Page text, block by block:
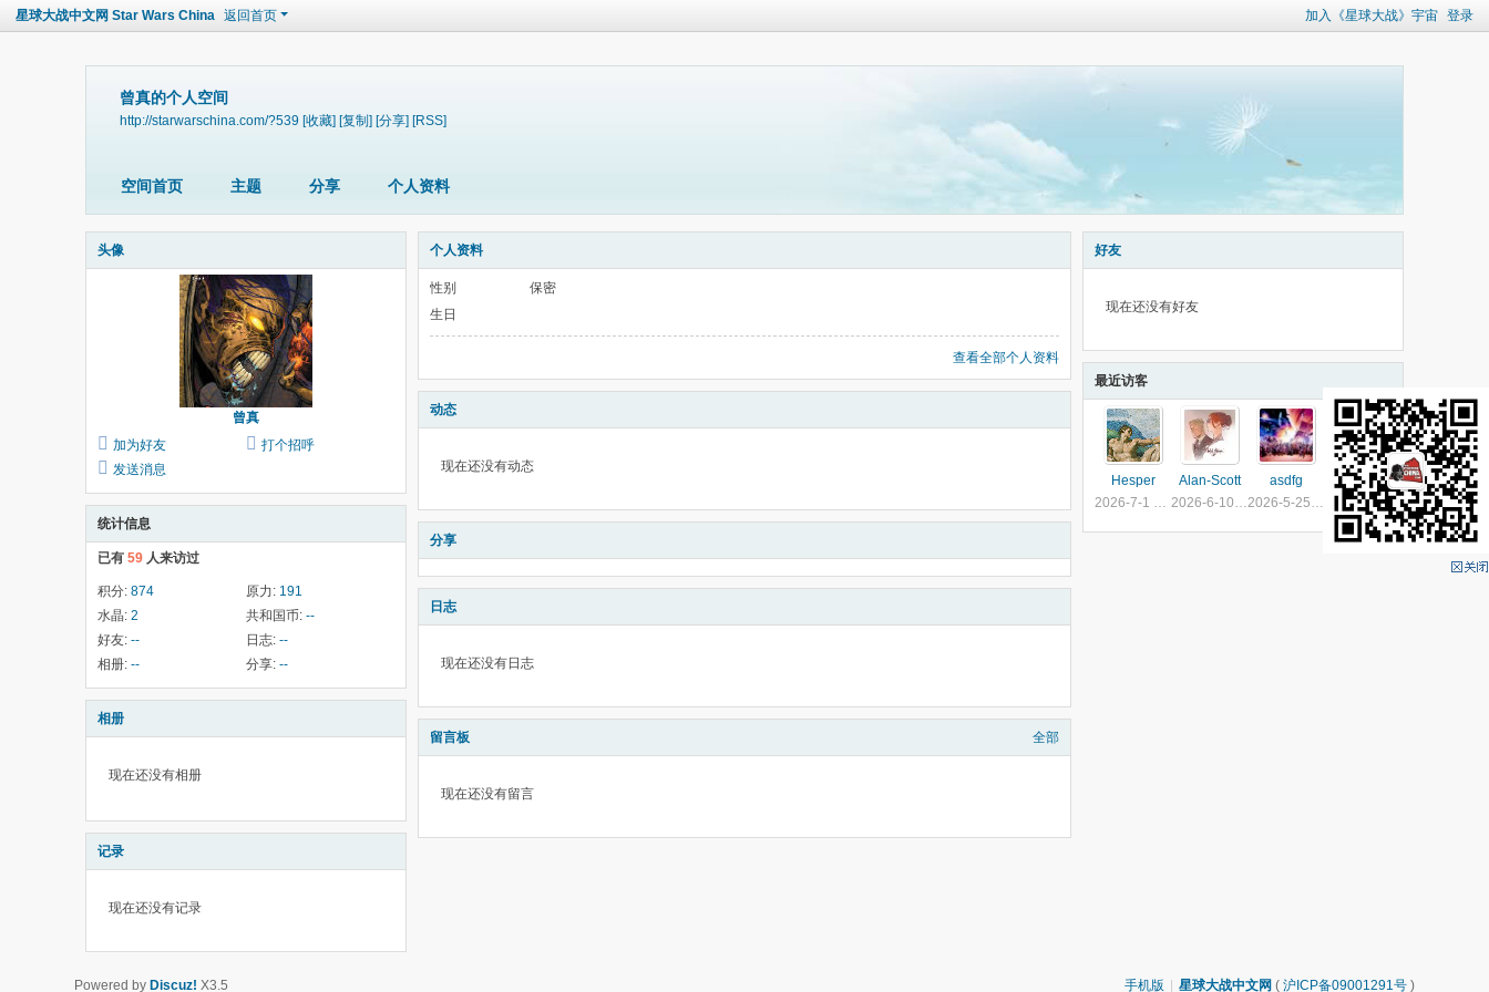
加入《星球大战》宇宙 登录
星球大战中文网 Star Wars China 返回首页
曾真的个人空间
http://starwarschina.com/?539 [收藏] [复制] [分享] [RSS]
空间首页 主题 分享 个人资料
头像
曾真
加为好友
打个招呼
发送消息
统计信息
已有 59 人来访过
积分: 874 原力: 191
水晶: 2 共和国币: --
好友: -- 日志: --
相册: -- 分享: --
相册
现在还没有相册
记录
现在还没有记录
个人资料
性别
保密
生日
查看全部个人资料
动态
现在还没有动态
分享
日志
现在还没有日志
留言板 全部
现在还没有留言
好友
现在还没有好友
最近访客
Hesper
2026-7-1 19:05
Alan-Scott
2026-6-10 09:30
asdfg
2026-5-25 16:31
手机版 星球大战中文网 ( 沪ICP备09001291号 )
Powered by Discuz! X3.5